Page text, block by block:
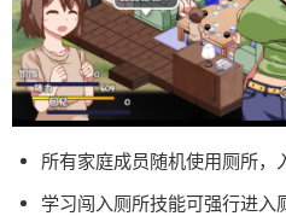
所有家庭成员随机使用厕所，
学习闯入厕所技能可强行进入